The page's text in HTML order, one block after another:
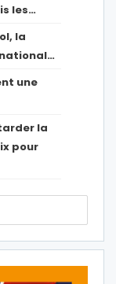
les…
la
une
la
pour